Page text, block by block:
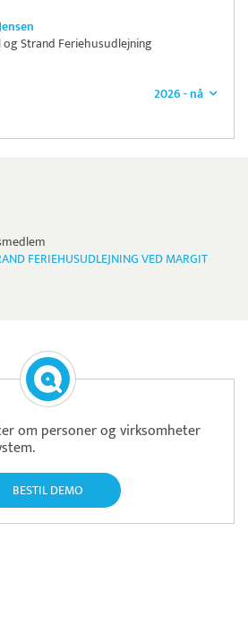
og Strand Feriehusudlejning
2026 - nå
FERIEHUSUDLEJNING VED MARGIT
om personer og virksomheter
BESTIL DEMO